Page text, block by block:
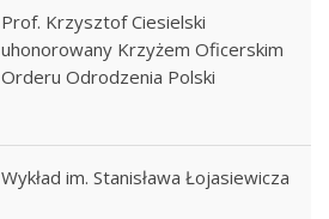
Prof. Krzysztof Ciesielski
uhonorowany Krzyżem Oficerskim
Orderu Odrodzenia Polski
Wykład im. Stanisława Łojasiewicza